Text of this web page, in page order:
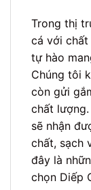
Trong thị
cá với chất
tự hào
Chúng tôi
còn gửi
chất
sẽ nhận
chất, sạch
đây là
chọn Diếp